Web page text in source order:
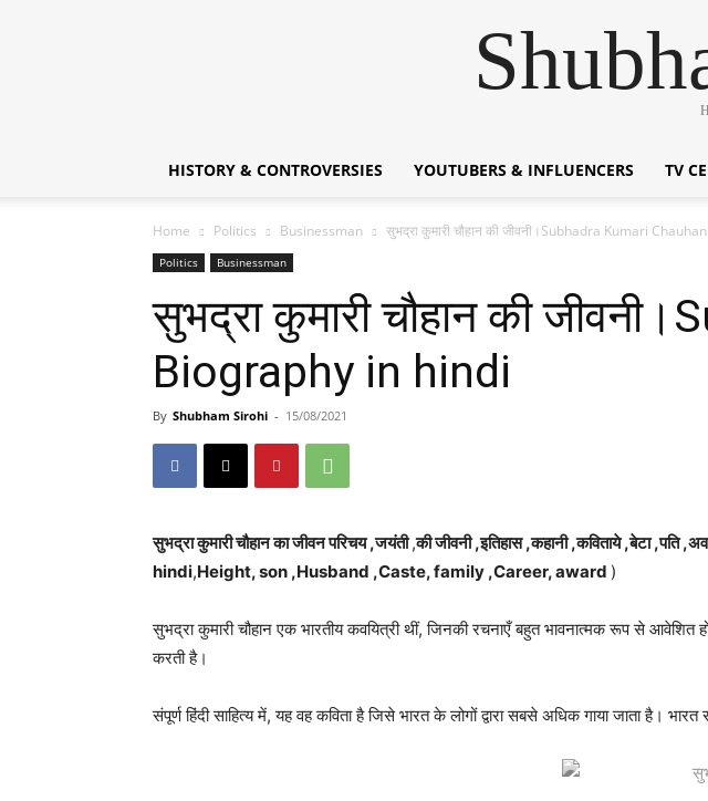
HISTORY & CONTROVERSIES YOUTUBERS & INFLUENCERS TV
Home Politics Businessman सुभद्रा कुमारी चौहान की जीवनी।Subhadra Kumari
Politics Businessman
सुभद्रा कुमारी चौहान की
Biography in hindi
By Shubham Sirohi - 15/08/2021
सुभद्रा कुमारी चौहान का जीवन परिचय ,जयंती,की जीवनी ,इतिहास ,कहानी ,कविताये ,बेटा
hindi,Height, son ,Husband ,Caste, family ,Career, award )
सुभद्रा कुमारी चौहान एक भारतीय कवयित्री थीं, जिनकी रचनाएँ बहुत भावनात्मक रूप से आवेशित
करती है।
संपूर्ण हिंदी साहित्य में, यह वह कविता है जिसे भारत के लोगों द्वारा सबसे अधिक गाया जाता है।